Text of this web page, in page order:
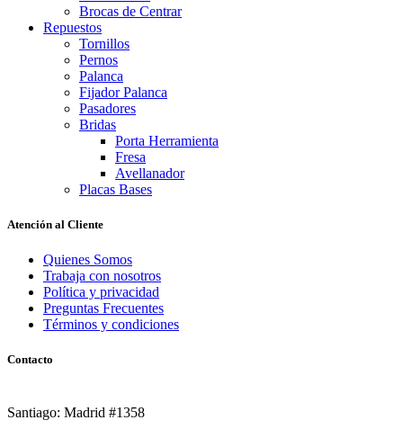
Brocas de Centrar
Repuestos
Tornillos
Pernos
Palanca
Fijador Palanca
Pasadores
Bridas
Porta Herramienta
Fresa
Avellanador
Placas Bases
Atención al Cliente
Quienes Somos
Trabaja con nosotros
Política y privacidad
Preguntas Frecuentes
Términos y condiciones
Contacto
Santiago: Madrid #1358